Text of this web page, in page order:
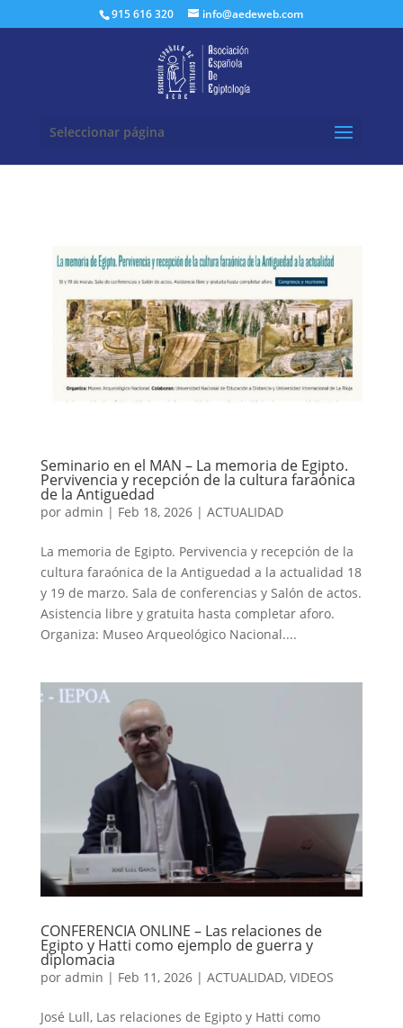
915 616 320 info@aedeweb.com
Seleccionar página
Seminario en el MAN – La memoria de Egipto.
Pervivencia y recepción de la cultura faraónica
de la Antiguedad
por admin | Feb 18, 2026| ACTUALIDAD
La memoria de Egipto. Pervivencia y recepción de la
cultura faraónica de la Antiguedad a la actualidad 18
y 19 de marzo. Sala de conferencias y Salón de actos.
Asistencia libre y gratuita hasta completar aforo.
Organiza: Museo Arqueológico Nacional....
CONFERENCIA ONLINE – Las relaciones de
Egipto y Hatti como ejemplo de guerra y
diplomacia
por admin | Feb 11, 2026| ACTUALIDAD, VIDEOS
José Lull, Las relaciones de Egipto y Hatti como